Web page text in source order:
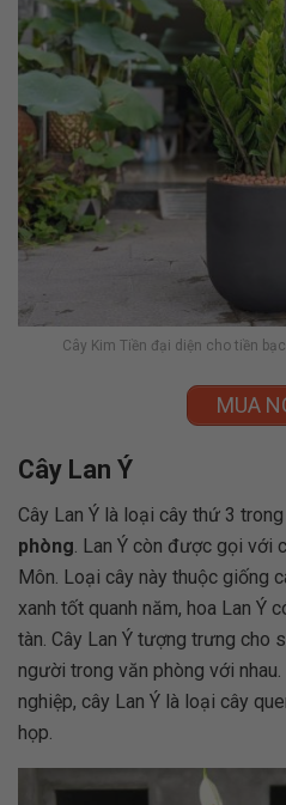
Cây Kim Tiền đại diện cho tiền
MUA
Cây Lan Ý
Cây Lan Ý là loại cây thứ 3
phòng. Lan Ý còn được gọi với
Môn. Loại cây này thuộc giống
xanh tốt quanh năm, hoa Lan Ý
tàn. Cây Lan Ý tượng trưng cho
người trong văn phòng với
nghiệp, cây Lan Ý là loại cây
họp.